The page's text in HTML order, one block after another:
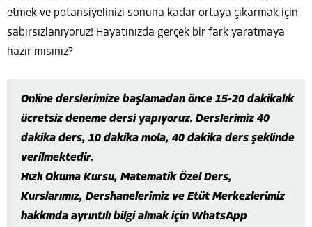
etmek ve potansiyelinizi sonuna kadar ortaya çıkarmak için
sabırsızlanıyoruz! Hayatınızda gerçek bir fark yaratmaya
hazır mısınız?
Online derslerimize başlamadan önce 15-20 dakikalık
ücretsiz deneme dersi yapıyoruz. Derslerimiz 40
dakika ders, 10 dakika mola, 40 dakika ders şeklinde
verilmektedir.
Hızlı Okuma Kursu, Matematik Özel Ders,
Kurslarımız, Dershanelerimiz ve Etüt Merkezlerimiz
hakkında ayrıntılı bilgi almak için WhatsApp